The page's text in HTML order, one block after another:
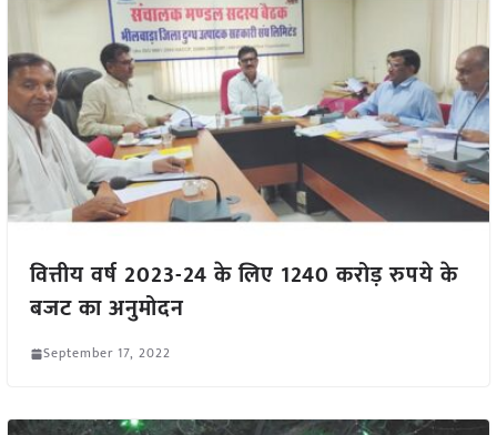
वित्तीय वर्ष 2023-24 के लिए 1240 करोड़ रुपये के
बजट का अनुमोदन
September 17, 2022